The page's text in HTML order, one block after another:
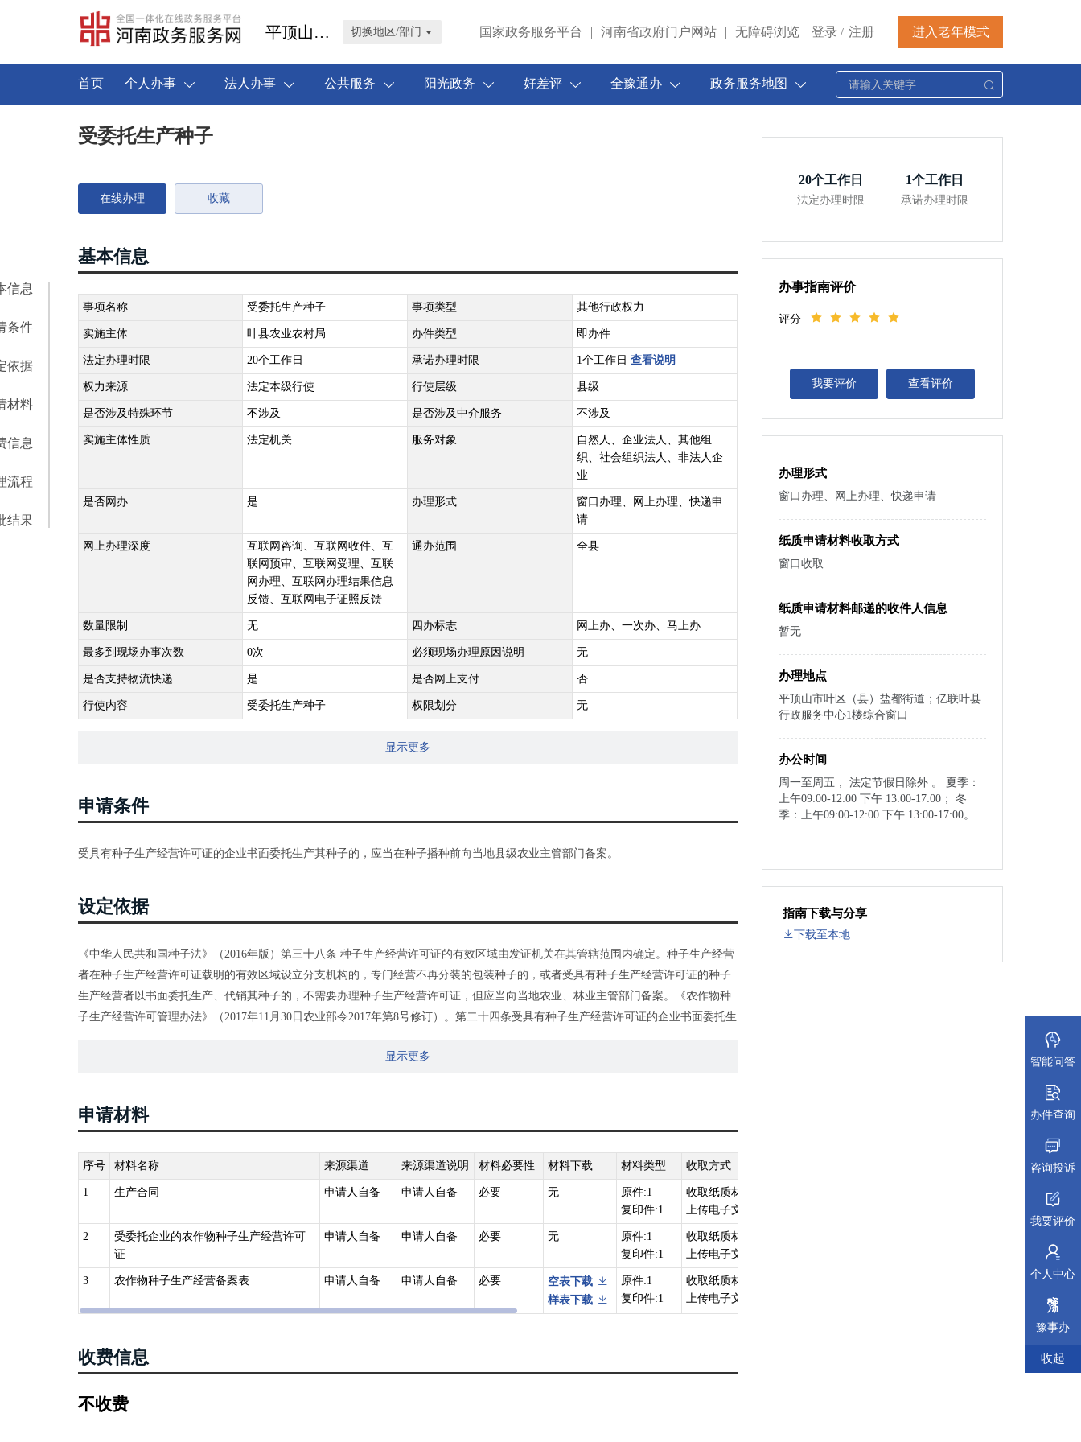
平顶山市叶县 切换地区/部门 国家政务服务平台 | 河南省政府门户网站 | 无障碍浏览 | 登录 / 注册 进入老年模式
首页 个人办事 法人办事 公共服务 阳光政务 好差评 全豫通办 政务服务地图
信息
条件
依据
材料
信息
流程
结果
受委托生产种子
在线办理 收藏
基本信息
事项名称 受委托生产种子 事项类型 其他行政权力
实施主体 叶县农业农村局 办件类型 即办件
法定办理时限 20个工作日 承诺办理时限 1个工作日 查看说明
权力来源 法定本级行使 行使层级 县级
是否涉及特殊环节 不涉及 是否涉及中介服务 不涉及
实施主体性质 法定机关 服务对象
自然人、企业法人、其他组
织、社会组织法人、非法人企
业
是否网办 是 办理形式
窗口办理、网上办理、快递申
请
网上办理深度
互联网咨询、互联网收件、互
联网预审、互联网受理、互联
网办理、互联网办理结果信息
反馈、互联网电子证照反馈
通办范围 全县
数量限制 无 四办标志 网上办、一次办、马上办
最多到现场办事次数 0次 必须现场办理原因说明 无
是否支持物流快递 是 是否网上支付 否
行使内容 受委托生产种子 权限划分 无
显示更多
申请条件
受具有种子生产经营许可证的企业书面委托生产其种子的，应当在种子播种前向当地县级农业主管部门备案。
设定依据
《中华人民共和国种子法》（2016年版）第三十八条 种子生产经营许可证的有效区域由发证机关在其管辖范围内确定。种子生产经营
者在种子生产经营许可证载明的有效区域设立分支机构的，专门经营不再分装的包装种子的，或者受具有种子生产经营许可证的种子
生产经营者以书面委托生产、代销其种子的，不需要办理种子生产经营许可证，但应当向当地农业、林业主管部门备案。《农作物种
子生产经营许可管理办法》（2017年11月30日农业部令2017年第8号修订）。第二十四条受具有种子生产经营许可证的企业书面委托生
同，以及种子生产者名称、住所、负责人、联系方式、品种名称、生产地点、生产面积等材料。
显示更多
申请材料
序号 材料名称 来源渠道 来源渠道说明 材料必要性 材料下载 材料类型 收取方式 材料依据
1 生产合同 申请人自备 申请人自备 必要 无
原件:1
复印件:1
收取纸质材料、
上传电子文件
2
受委托企业的农作物种子生产经营许可
证
申请人自备 申请人自备 必要 无
原件:1
复印件:1
收取纸质材料、
上传电子文件
3 农作物种子生产经营备案表 申请人自备 申请人自备 必要
空表下载
样表下载
原件:1
复印件:1
收取纸质材料、
上传电子文件
查看依据
收费信息
不收费
20个工作日
法定办理时限
1个工作日
承诺办理时限
办事指南评价
评分
我要评价 查看评价
办理形式
窗口办理、网上办理、快递申请
纸质申请材料收取方式
窗口收取
纸质申请材料邮递的收件人信息
暂无
办理地点
平顶山市叶区（县）盐都街道；亿联叶县
行政服务中心1楼综合窗口
办公时间
周一至周五， 法定节假日除外 。 夏季：
上午09:00-12:00 下午 13:00-17:00； 冬
季：上午09:00-12:00 下午 13:00-17:00。
指南下载与分享
下载至本地
智能问答
办件查询
咨询投诉
我要评价
个人中心
豫事办
收起